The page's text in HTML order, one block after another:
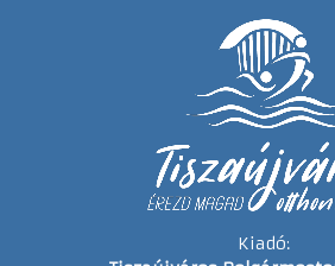
Kiadó: